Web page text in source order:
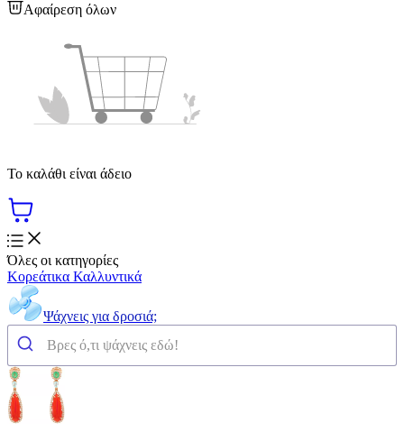
Αφαίρεση όλων
Το καλάθι είναι άδειο
Όλες οι κατηγορίες
Κορεάτικα Καλλυντικά
Ψάχνεις για δροσιά;